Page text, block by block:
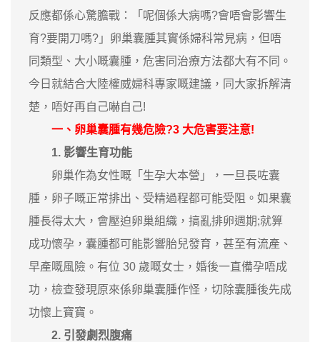
反應都係心驚膽戰：「呢個係大病嗎?會唔會影響生
育?要開刀嗎?」卵巢囊腫其實係婦科常見病，但唔
同類型、大小嘅囊腫，危害同治療方法都大有不同。
今日就結合大陸權威婦科專家嘅建議，同大家拆解清
楚，唔好再自己嚇自己!
一、卵巢囊腫有幾危險?3 大危害要注意!
1. 影響生育功能
卵巢作為女性嘅「生孕大本營」，一旦長咗囊
腫，卵子嘅正常排出、受精過程都可能受阻。如果囊
腫長得太大，會壓迫卵巢組織，搞亂排卵週期;就算
成功懷孕，囊腫都可能影響胎兒發育，甚至有流產、
早產嘅風險。有位 30 歲嘅女士，婚後一直備孕唔成
功，檢查發現原來係卵巢囊腫作怪，切除囊腫後先成
功懷上寶寶。
2. 引發劇烈腹痛